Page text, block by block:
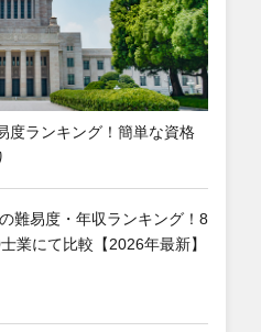
度ランキング！簡単な資格
難易度・年収ランキング！8
業にて比較【2026年最新】